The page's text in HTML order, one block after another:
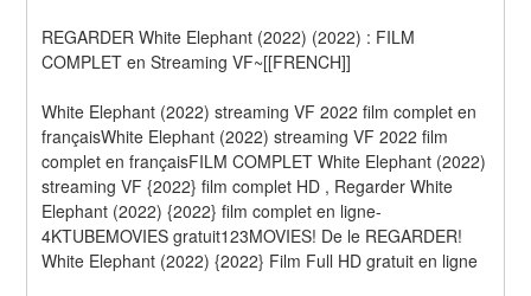
REGARDER White Elephant (2022) (2022) : FILM
COMPLET en Streaming VF~[[FRENCH]]
White Elephant (2022) streaming VF 2022 film complet en
françaisWhite Elephant (2022) streaming VF 2022 film
complet en françaisFILM COMPLET White Elephant (2022)
streaming VF {2022} film complet HD , Regarder White
Elephant (2022) {2022} film complet en ligne-
4KTUBEMOVIES gratuit123MOVIES! De le REGARDER!
White Elephant (2022) {2022} Film Full HD gratuit en ligne